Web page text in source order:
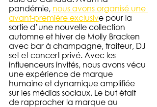
pandémie, nous avons organisé une
avant-première exclusive pour la
sortie d’une nouvelle collection
automne et hiver de Molly Bracken
avec bar à champagne, traiteur, DJ
set et concert privé. Avec les
influenceurs invités, nous avons vécu
une expérience de marque
humaine et dynamique amplifiée
sur les médias sociaux. Le but était
de rapprocher la marque au